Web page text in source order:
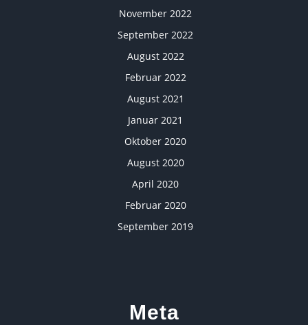
November 2022
September 2022
August 2022
Februar 2022
August 2021
Januar 2021
Oktober 2020
August 2020
April 2020
Februar 2020
September 2019
Meta